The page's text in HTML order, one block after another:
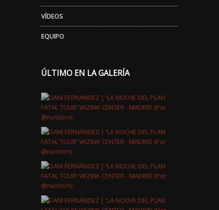
VÍDEOS
EQUIPO
ÚLTIMO EN LA GALERÍA